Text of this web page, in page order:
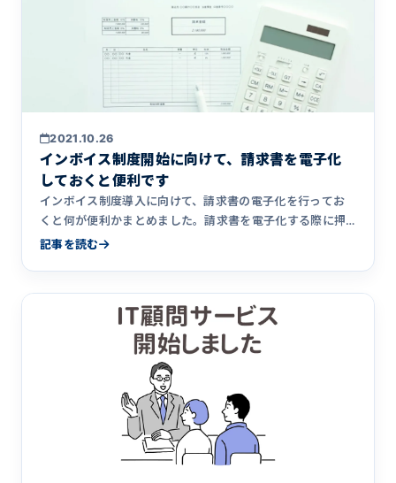
2021.10.26
インボイス制度開始に向けて、請求書を電子化
しておくと便利です
インボイス制度導入に向けて、請求書の電子化を行ってお
くと何が便利かまとめました。請求書を電子化する際に押
さえておきたいルール（電子帳簿保存法）について解説。
記事を読む